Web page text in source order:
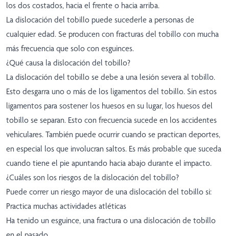
los dos costados, hacia el frente o hacia arriba.
La dislocación del tobillo puede sucederle a personas de
cualquier edad. Se producen con fracturas del tobillo con mucha
más frecuencia que solo con esguinces.
¿Qué causa la dislocación del tobillo?
La dislocación del tobillo se debe a una lesión severa al tobillo.
Esto desgarra uno o más de los ligamentos del tobillo. Sin estos
ligamentos para sostener los huesos en su lugar, los huesos del
tobillo se separan. Esto con frecuencia sucede en los accidentes
vehiculares. También puede ocurrir cuando se practican deportes,
en especial los que involucran saltos. Es más probable que suceda
cuando tiene el pie apuntando hacia abajo durante el impacto.
¿Cuáles son los riesgos de la dislocación del tobillo?
Puede correr un riesgo mayor de una dislocación del tobillo si:
Practica muchas actividades atléticas
Ha tenido un esguince, una fractura o una dislocación de tobillo